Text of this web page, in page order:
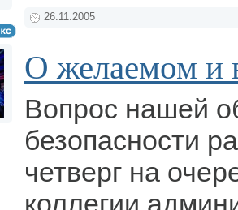
26.11.2005
О желаемом и
Вопрос нашей
безопасности
четверг на
коллегии